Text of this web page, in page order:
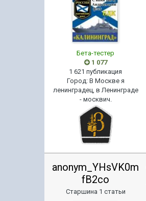
Бета-тестер
1 077
1 621 публикация
Город: В Москве я
ленинградец, в Ленинграде
- москвич.
anonym_YHsVK0m
fB2co
Старшина 1 статьи